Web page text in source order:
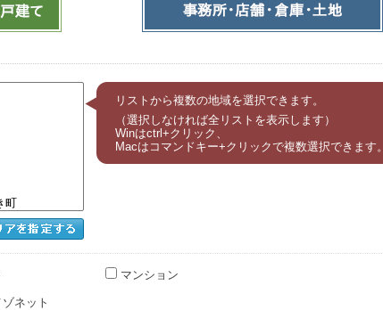
リストから複数の地域を選択できます。
（選択しなければ全リストを表示します）
Winはctrl+クリック、
Macはコマンドキー+クリックで複数選択できます。
マンション
ネット